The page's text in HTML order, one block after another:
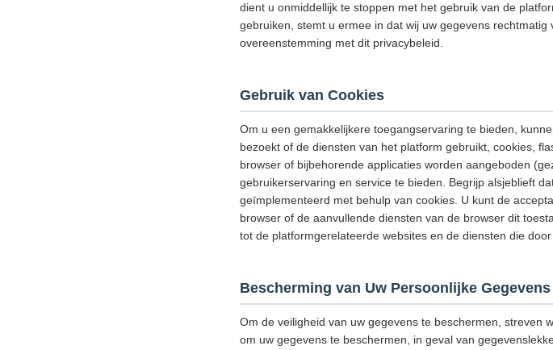
dient u onmiddellijk te stoppen met het gebruik van de
gebruiken, stemt u ermee in dat wij uw gegevens
overeenstemming met dit privacybeleid.
Gebruik van Cookies
Om u een gemakkelijkere toegangservaring te bieden,
bezoekt of de diensten van het platform gebruikt, cookies,
browser of bijbehorende applicaties worden aangeboden
gebruikerservaring en service te bieden. Begrijp alsjeblieft
geïmplementeerd met behulp van cookies. U kunt de
browser of de aanvullende diensten van de browser dit
tot de platformgerelateerde websites en de diensten die
Bescherming van Uw Persoonlijke Gegevens
Om de veiligheid van uw gegevens te beschermen, streven
om uw gegevens te beschermen, in geval van